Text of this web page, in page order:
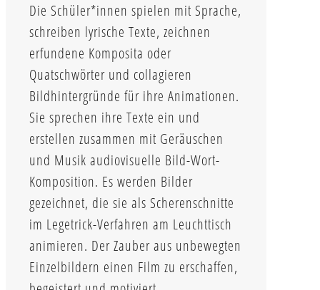
Die Schüler*innen spielen mit Sprache,
schreiben lyrische Texte, zeichnen
erfundene Komposita oder
Quatschwörter und collagieren
Bildhintergründe für ihre Animationen.
Sie sprechen ihre Texte ein und
erstellen zusammen mit Geräuschen
und Musik audiovisuelle Bild-Wort-
Komposition. Es werden Bilder
gezeichnet, die sie als Scherenschnitte
im Legetrick-Verfahren am Leuchttisch
animieren. Der Zauber aus unbewegten
Einzelbildern einen Film zu erschaffen,